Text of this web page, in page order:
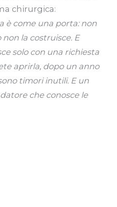
chirurgica:
è come una porta: non
la costruisce. E
solo con una richiesta
aprirla, dopo un anno
timori inutili. E un
che conosce le